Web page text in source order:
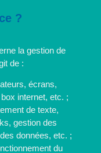
?
la gestion de
de :
écrans,
internet, etc. ;
de texte,
gestion des
données, etc. ;
du